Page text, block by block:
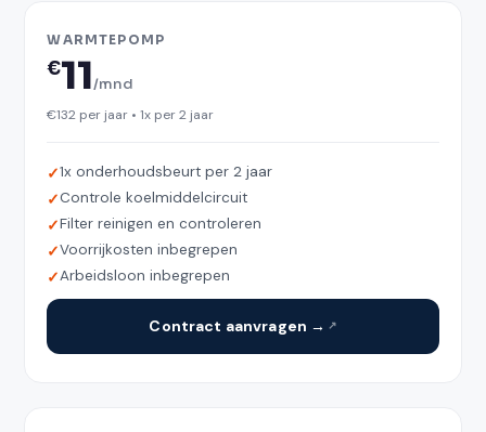
WARMTEPOMP
€11/mnd
€132 per jaar • 1x per 2 jaar
1x onderhoudsbeurt per 2 jaar
Controle koelmiddelcircuit
Filter reinigen en controleren
Voorrijkosten inbegrepen
Arbeidsloon inbegrepen
Contract aanvragen →